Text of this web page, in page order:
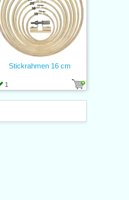
1
Stickrahmen 16 cm